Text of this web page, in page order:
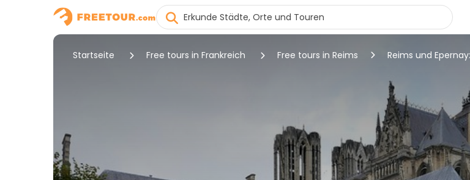
Startseite Free tours in Frankreich Free tours in Reims Reims und